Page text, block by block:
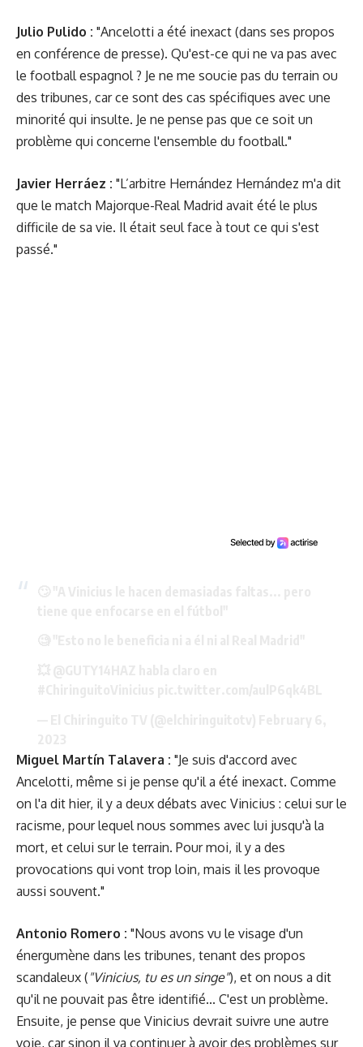
Julio Pulido : "Ancelotti a été inexact (dans ses propos
en conférence de presse). Qu'est-ce qui ne va pas avec
le football espagnol ? Je ne me soucie pas du terrain ou
des tribunes, car ce sont des cas spécifiques avec une
minorité qui insulte. Je ne pense pas que ce soit un
problème qui concerne l'ensemble du football."
Javier Herráez : "L’arbitre Hernández Hernández m'a dit
que le match Majorque-Real Madrid avait été le plus
difficile de sa vie. Il était seul face à tout ce qui s'est
passé."
Miguel Martín Talavera : "Je suis d'accord avec
Ancelotti, même si je pense qu'il a été inexact. Comme
on l'a dit hier, il y a deux débats avec Vinicius : celui sur le
racisme, pour lequel nous sommes avec lui jusqu'à la
mort, et celui sur le terrain. Pour moi, il y a des
provocations qui vont trop loin, mais il les provoque
aussi souvent."
Antonio Romero : "Nous avons vu le visage d'un
énergumène dans les tribunes, tenant des propos
scandaleux ( "Vinicius, tu es un singe"), et on nous a dit
qu'il ne pouvait pas être identifié... C'est un problème.
Ensuite, je pense que Vinicius devrait suivre une autre
voie, car sinon il va continuer à avoir des problèmes sur